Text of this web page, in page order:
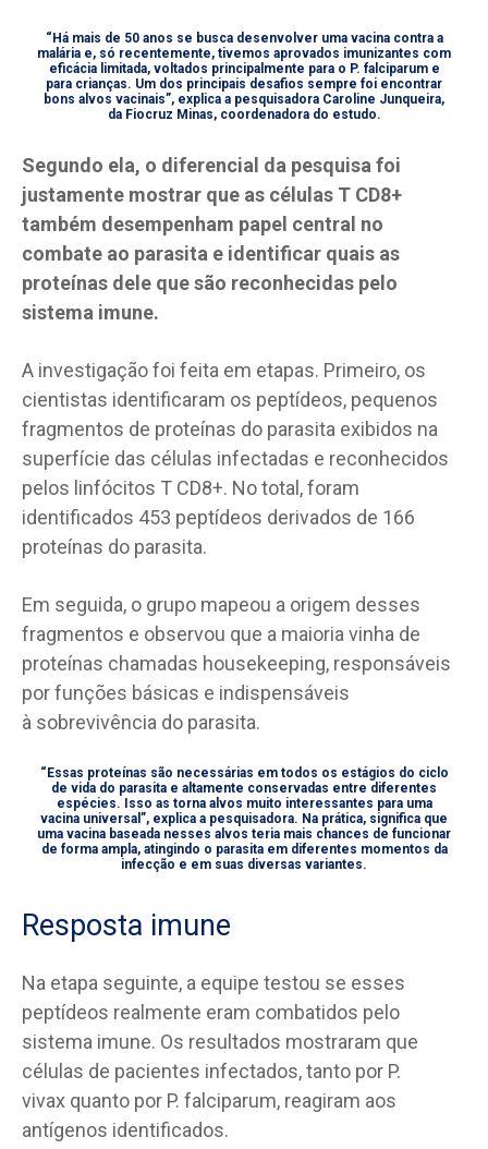
“Há mais de 50 anos se busca desenvolver uma vacina contra a
malária e, só recentemente, tivemos aprovados imunizantes com
eficácia limitada, voltados principalmente para o P. falciparum e
para crianças. Um dos principais desafios sempre foi encontrar
bons alvos vacinais”, explica a pesquisadora Caroline Junqueira,
da Fiocruz Minas, coordenadora do estudo.
Segundo ela, o diferencial da pesquisa foi
justamente mostrar que as células T CD8+
também desempenham papel central no
combate ao parasita e identificar quais as
proteínas dele que são reconhecidas pelo
sistema imune.
A investigação foi feita em etapas. Primeiro, os
cientistas identificaram os peptídeos, pequenos
fragmentos de proteínas do parasita exibidos na
superfície das células infectadas e reconhecidos
pelos linfócitos T CD8+. No total, foram
identificados 453 peptídeos derivados de 166
proteínas do parasita.
Em seguida, o grupo mapeou a origem desses
fragmentos e observou que a maioria vinha de
proteínas chamadas housekeeping, responsáveis
por funções básicas e indispensáveis
à sobrevivência do parasita.
“Essas proteínas são necessárias em todos os estágios do ciclo
de vida do parasita e altamente conservadas entre diferentes
espécies. Isso as torna alvos muito interessantes para uma
vacina universal”, explica a pesquisadora. Na prática, significa que
uma vacina baseada nesses alvos teria mais chances de funcionar
de forma ampla, atingindo o parasita em diferentes momentos da
infecção e em suas diversas variantes.
Resposta imune
Na etapa seguinte, a equipe testou se esses
peptídeos realmente eram combatidos pelo
sistema imune. Os resultados mostraram que
células de pacientes infectados, tanto por P.
vivax quanto por P. falciparum, reagiram aos
antígenos identificados.